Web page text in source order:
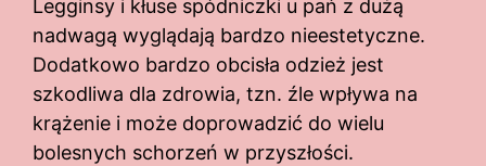
Legginsy i kłuse spódniczki u pań z dużą
nadwagą wyglądają bardzo nieestetyczne.
Dodatkowo bardzo obcisła odzież jest
szkodliwa dla zdrowia, tzn. źle wpływa na
krążenie i może doprowadzić do wielu
bolesnych schorzeń w przyszłości.